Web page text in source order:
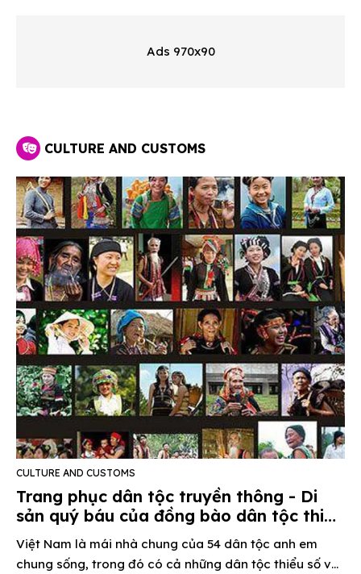
Ads 970x90
CULTURE AND CUSTOMS
CULTURE AND CUSTOMS
Trang phục dân tộc truyền thông - Di
sản quý báu của đồng bào dân tộc thiểu
số
Việt Nam là mái nhà chung của 54 dân tộc anh em
chung sống, trong đó có cả những dân tộc thiểu số với